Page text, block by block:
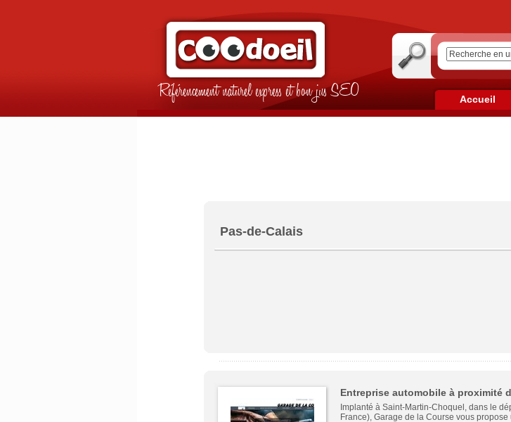
Référencement naturel express et bon jus SEO Accueil
Pas-de-Calais
Entreprise automobile à proximité
Implanté à Saint-Martin-Choquel, dans le
France), Garage de la Course vous